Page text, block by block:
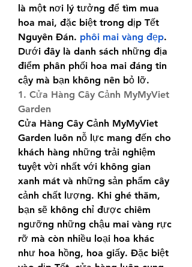
là một nơi lý tưởng để tìm mua
hoa mai, đặc biệt trong dịp Tết
Nguyên Đán. phôi mai vàng đẹp.
Dưới đây là danh sách những địa
điểm phân phối hoa mai đáng tin
cậy mà bạn không nên bỏ lỡ.
1. Cửa Hàng Cây Cảnh MyMyViet
Garden
Cửa Hàng Cây Cảnh MyMyViet
Garden luôn nỗ lực mang đến cho
khách hàng những trải nghiệm
tuyệt vời nhất với không gian
xanh mát và những sản phẩm cây
cảnh chất lượng. Khi ghé thăm,
bạn sẽ không chỉ được chiêm
ngưỡng những chậu mai vàng rực
rỡ mà còn nhiều loại hoa khác
như hoa hồng, hoa giấy. Đặc biệt